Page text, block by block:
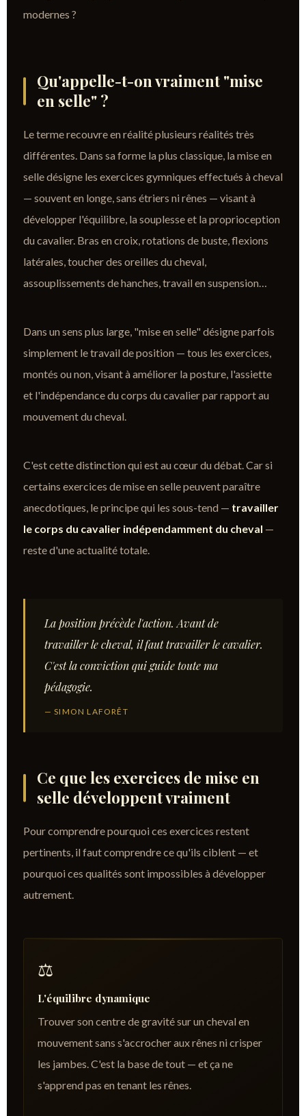
modernes ?
Qu'appelle-t-on vraiment "mise
en selle" ?
Le terme recouvre en réalité plusieurs réalités très
différentes. Dans sa forme la plus classique, la mise en
selle désigne les exercices gymniques effectués à cheval
— souvent en longe, sans étriers ni rênes — visant à
développer l'équilibre, la souplesse et la proprioception
du cavalier. Bras en croix, rotations de buste, flexions
latérales, toucher des oreilles du cheval,
assouplissements de hanches, travail en suspension…
Dans un sens plus large, "mise en selle" désigne parfois
simplement le travail de position — tous les exercices,
montés ou non, visant à améliorer la posture, l'assiette
et l'indépendance du corps du cavalier par rapport au
mouvement du cheval.
C'est cette distinction qui est au cœur du débat. Car si
certains exercices de mise en selle peuvent paraître
anecdotiques, le principe qui les sous-tend — travailler
le corps du cavalier indépendamment du cheval —
reste d'une actualité totale.
La position précède l'action. Avant de
travailler le cheval, il faut travailler le cavalier.
C'est la conviction qui guide toute ma
pédagogie.
— SIMON LAFORÊT
Ce que les exercices de mise en
selle développent vraiment
Pour comprendre pourquoi ces exercices restent
pertinents, il faut comprendre ce qu'ils ciblent — et
pourquoi ces qualités sont impossibles à développer
autrement.
⚖️
L'équilibre dynamique
Trouver son centre de gravité sur un cheval en
mouvement sans s'accrocher aux rênes ni crisper
les jambes. C'est la base de tout — et ça ne
s'apprend pas en tenant les rênes.